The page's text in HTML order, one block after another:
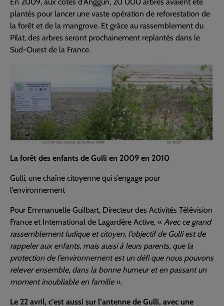
plantés pour lancer une vaste opération de reforestation de
la forêt et de la mangrove. Et grâce au rassemblement du
Pilat, des arbres seront prochainement replantés dans le
Sud-Ouest de la France.
La forêt des enfants de Gulli en 2009 en 2010
Gulli, une chaîne citoyenne qui s’engage pour
l’environnement
Pour Emmanuelle Guilbart, Directeur des Activités Télévision
France et International de Lagardère Active, « Avec ce grand
rassemblement ludique et citoyen, l’objectif de Gulli est de
rappeler aux enfants, mais aussi à leurs parents, que la
protection de l’environnement est un défi que nous pouvons
relever ensemble, dans la bonne humeur et en passant un
moment inoubliable en famille».
Le 22 avril, c’est aussi sur l’antenne de Gulli, avec une